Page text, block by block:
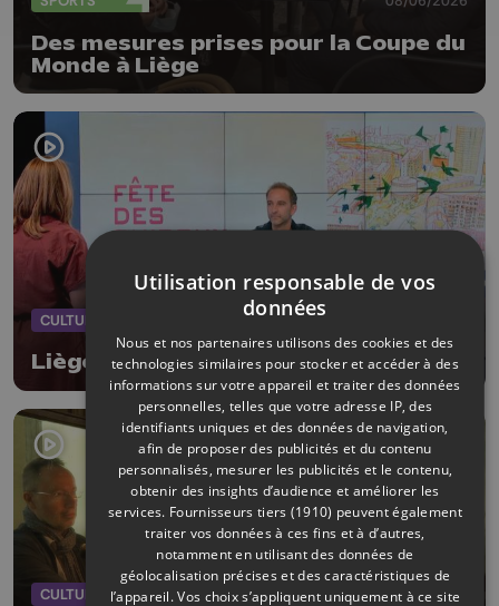
Des mesures prises pour la Coupe du
Monde à Liège
CULTURE
Liège : la fête des Chiroux le 30 mai
CULTURE 05/05/2026
Utilisation responsable de vos
données
Nous et nos partenaires utilisons des cookies et des
technologies similaires pour stocker et accéder à des
informations sur votre appareil et traiter des données
personnelles, telles que votre adresse IP, des
identifiants uniques et des données de navigation,
afin de proposer des publicités et du contenu
personnalisés, mesurer les publicités et le contenu,
obtenir des insights d’audience et améliorer les
services. Fournisseurs tiers (1910) peuvent également
traiter vos données à ces fins et à d’autres,
notamment en utilisant des données de
géolocalisation précises et des caractéristiques de
l’appareil. Vos choix s’appliquent uniquement à ce site